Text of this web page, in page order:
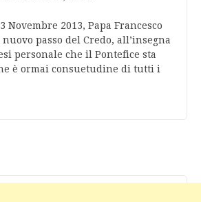
Novembre 2013, Papa Francesco
passo del Credo, all’insegna
personale che il Pontefice sta
è ormai consuetudine di tutti i